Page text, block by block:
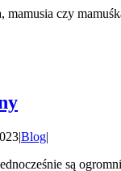
czy
|Blog|
są